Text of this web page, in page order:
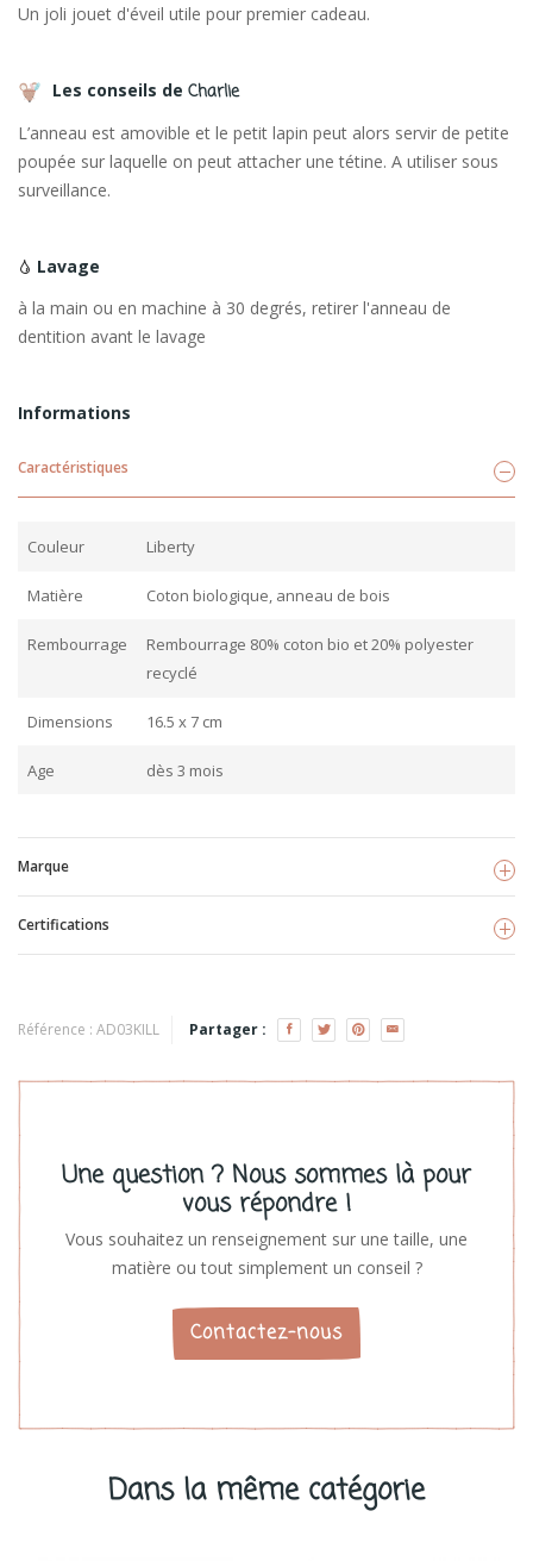
Un joli jouet d'éveil utile pour premier cadeau.
Les conseils de Charlie
L’anneau est amovible et le petit lapin peut alors servir de petite
poupée sur laquelle on peut attacher une tétine. A utiliser sous
surveillance.
Lavage
à la main ou en machine à 30 degrés, retirer l'anneau de
dentition avant le lavage
Informations
Caractéristiques
Couleur Liberty
Matière Coton biologique, anneau de bois
Rembourrage
Rembourrage 80% coton bio et 20% polyester
recyclé
Dimensions 16.5 x 7 cm
Age dès 3 mois
Marque
Voir les produits
Certifications
Référence : AD03KILL Partager :
Une question ? Nous sommes là pour
vous répondre !
Vous souhaitez un renseignement sur une taille, une
matière ou tout simplement un conseil ?
Contactez-nous
Dans la même catégorie